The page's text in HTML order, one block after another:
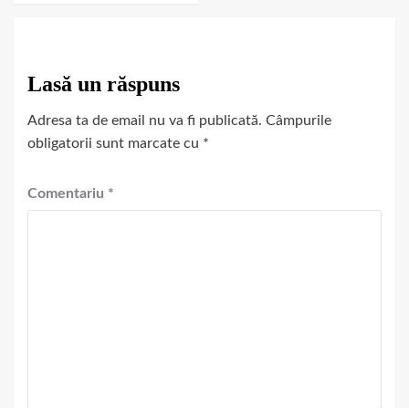
Lasă un răspuns
Adresa ta de email nu va fi publicată. Câmpurile
obligatorii sunt marcate cu *
Comentariu *